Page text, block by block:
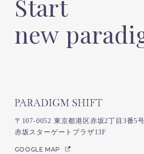
Start
new
〒107-0052 東京都港区赤坂2丁目3番5号
赤坂スターゲートプラザ13F
GOOGLE MAP